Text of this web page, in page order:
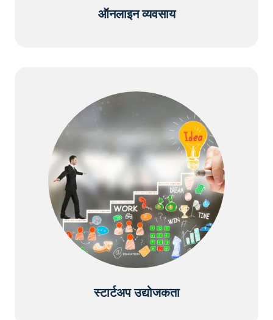
ऑनलाइन व्यवसाय
स्टार्टअप उद्योजकता